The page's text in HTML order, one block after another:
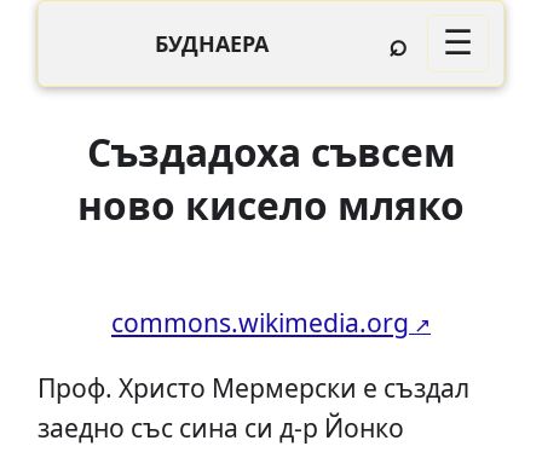
БУДНАЕРА ⌕ ☰
Създадоха съвсем
ново кисело мляко
commons.wikimedia.org
Проф. Христо Мермерски е създал
заедно със сина си д-р Йонко